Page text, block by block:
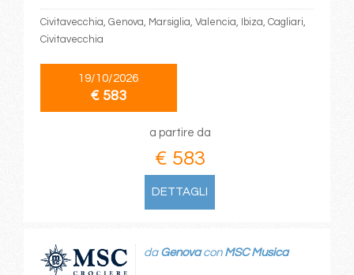
Civitavecchia, Genova, Marsiglia, Valencia, Ibiza, Cagliari,
Civitavecchia
19/10/2026
€ 583
a partire da
€ 583
DETTAGLI
da Genovacon MSC Musica